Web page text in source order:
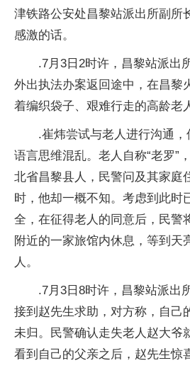
津铁路公安处昌黎站派出所副所
感激的话。
.7月3日2时许，昌黎站派出
外出执法办案返回途中，在昌黎
着编织袋子、艰难行走的高龄老
.崔炜尝试与老人进行沟通，
语言思维混乱。老人自称“老罗”
北省昌黎县人，民警问及其家庭
时，他却一概不知。考虑到此时
全，在征得老人的同意后，民警
附近的一家旅馆内休息，等到天
人。
.7月3日8时许，昌黎站派出
接到赵先生求助，对方称，自己
未归。民警确认走失老人赵大爷
看到自己的父亲之后，赵先生惊